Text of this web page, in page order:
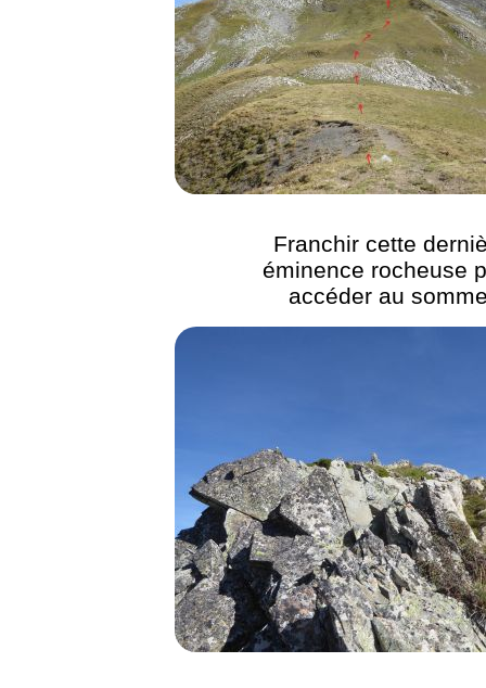
Franchir cette
éminence rocheuse
accéder au